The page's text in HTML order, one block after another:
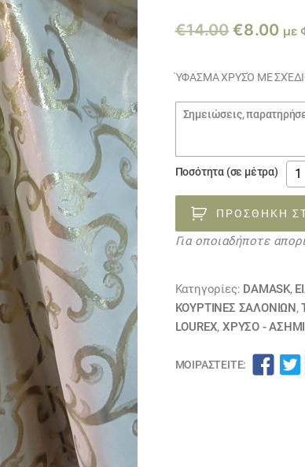
€14.00Original
was:
€14.00.
€8.00Ημε
ΎΦΑΣΜΑ ΧΡΥΣΌ ΜΕ
Σημειώσεις
Ποσότητα (σε μέτρα)
ΜΕ
ΠΡΟΣΘΉΚΗ
Για οποιαδήποτε
Κατηγορίες: DAMASK,
ΚΟΥΡΤΊΝΕΣ ΣΑΛΟΝΙΏΝ,
LOUREX, ΧΡΥΣΟ - ΑΣΗΜΙ
ΜΟΙΡΑΣΤΕΊΤΕ: